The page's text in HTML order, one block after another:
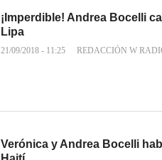
¡Imperdible! Andrea Bocelli
Lipa
21/09/2018 - 11:25 REDACCIÓN W
Verónica y Andrea Bocelli